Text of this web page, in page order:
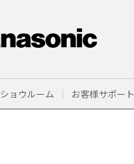
ショウルーム お客様サポート